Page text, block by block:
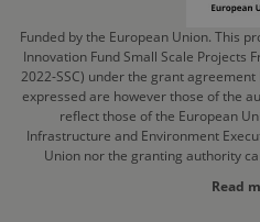
Funded by the European Union. This
Innovation Fund Small Scale Projects
2022-SSC) under the grant
expressed are however those of the
reflect those of the European
Infrastructure and Environment
Union nor the granting authority
Read